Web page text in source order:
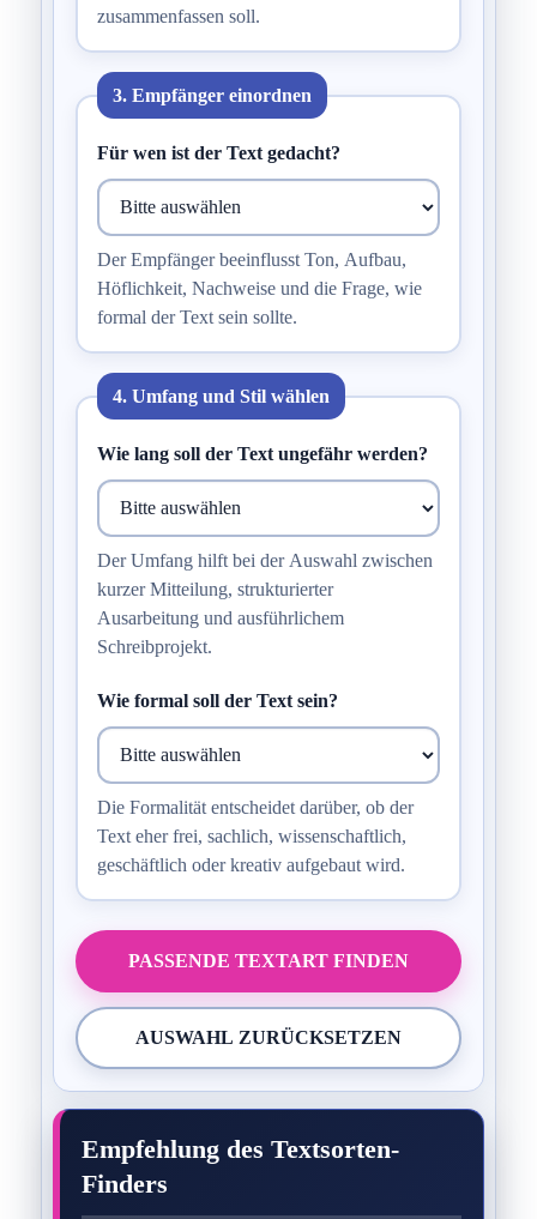
zusammenfassen soll.
3. Empfänger einordnen
Für wen ist der Text gedacht?
Der Empfänger beeinflusst Ton, Aufbau,
Höflichkeit, Nachweise und die Frage, wie
formal der Text sein sollte.
4. Umfang und Stil wählen
Wie lang soll der Text ungefähr werden?
Der Umfang hilft bei der Auswahl zwischen
kurzer Mitteilung, strukturierter
Ausarbeitung und ausführlichem
Schreibprojekt.
Wie formal soll der Text sein?
Die Formalität entscheidet darüber, ob der
Text eher frei, sachlich, wissenschaftlich,
geschäftlich oder kreativ aufgebaut wird.
PASSENDE TEXTART FINDEN
AUSWAHL ZURÜCKSETZEN
Empfehlung des Textsorten-
Finders